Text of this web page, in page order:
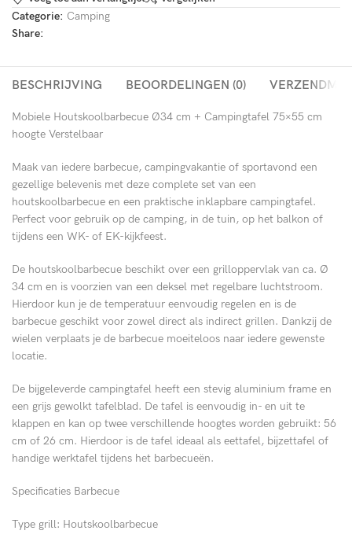
Categorie: Camping
Share:
BESCHRIJVING BEOORDELINGEN (0)
Mobiele Houtskoolbarbecue Ø34 cm + Campingtafel 75×55 cm
hoogte Verstelbaar
Maak van iedere barbecue, campingvakantie of sportavond een
gezellige belevenis met deze complete set van een
houtskoolbarbecue en een praktische inklapbare campingtafel.
Perfect voor gebruik op de camping, in de tuin, op het balkon of
tijdens een WK- of EK-kijkfeest.
De houtskoolbarbecue beschikt over een grilloppervlak van ca. Ø
34 cm en is voorzien van een deksel met regelbare luchtstroom.
Hierdoor kun je de temperatuur eenvoudig regelen en is de
barbecue geschikt voor zowel direct als indirect grillen. Dankzij de
wielen verplaats je de barbecue moeiteloos naar iedere gewenste
locatie.
De bijgeleverde campingtafel heeft een stevig aluminium frame en
een grijs gewolkt tafelblad. De tafel is eenvoudig in- en uit te
klappen en kan op twee verschillende hoogtes worden gebruikt: 56
cm of 26 cm. Hierdoor is de tafel ideaal als eettafel, bijzettafel of
handige werktafel tijdens het barbecueën.
Specificaties Barbecue
Type grill: Houtskoolbarbecue